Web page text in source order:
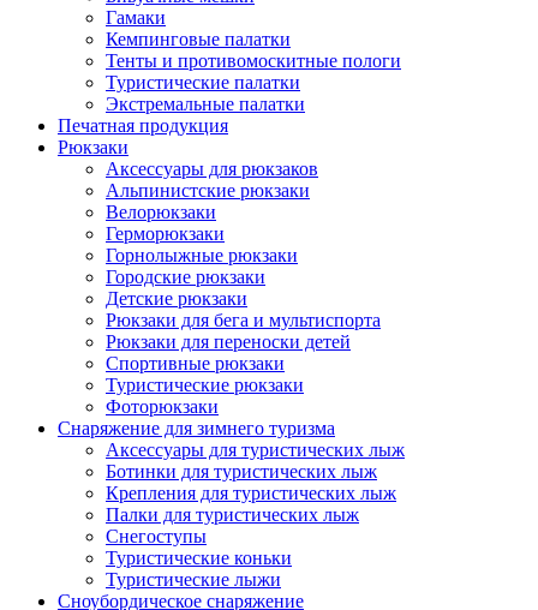
Гамаки
Кемпинговые палатки
Тенты и противомоскитные пологи
Туристические палатки
Экстремальные палатки
Печатная продукция
Рюкзаки
Аксессуары для рюкзаков
Альпинистские рюкзаки
Велорюкзаки
Герморюкзаки
Горнолыжные рюкзаки
Городские рюкзаки
Детские рюкзаки
Рюкзаки для бега и мультиспорта
Рюкзаки для переноски детей
Спортивные рюкзаки
Туристические рюкзаки
Фоторюкзаки
Снаряжение для зимнего туризма
Аксессуары для туристических лыж
Ботинки для туристических лыж
Крепления для туристических лыж
Палки для туристических лыж
Снегоступы
Туристические коньки
Туристические лыжи
Сноубордическое снаряжение